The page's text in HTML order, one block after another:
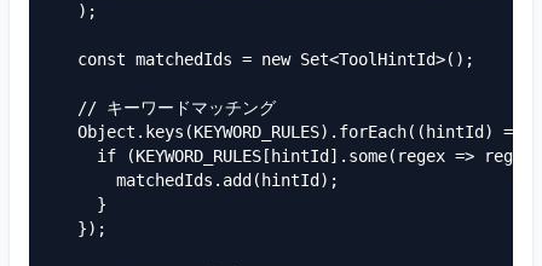
  );
  const matchedIds = new Set<ToolHintId>();
  // キーワードマッチング
  Object.keys(KEYWORD_RULES).forEach((hintId) => {
if (KEYWORD_RULES[hintId].some(regex =>
      matchedIds.add(hintId);
    }
  });